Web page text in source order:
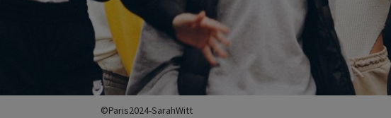
©Paris2024-SarahWitt